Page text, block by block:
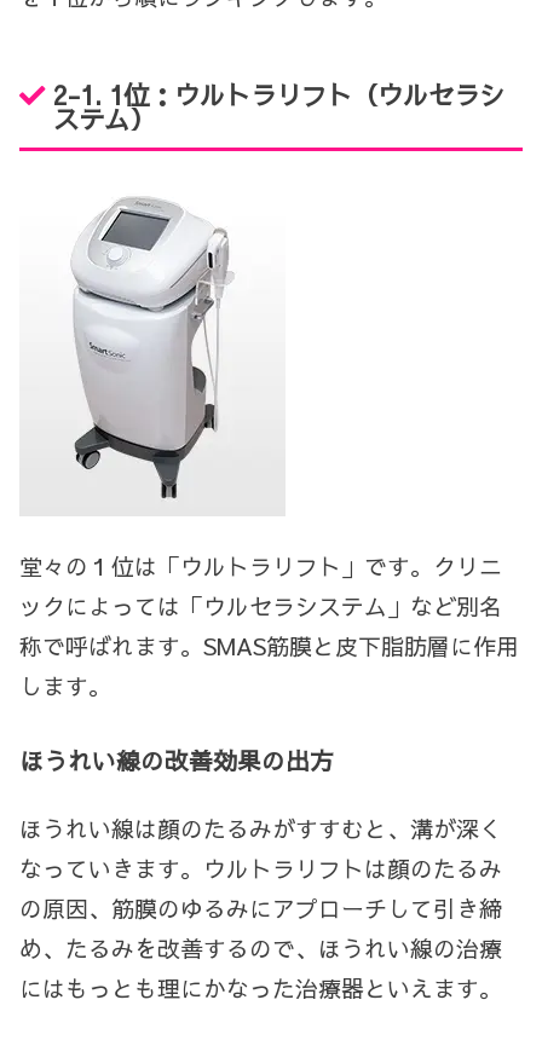
2-1. 1位：ウルトラリフト（ウルセラシ
ステム）
堂々の１位は「ウルトラリフト」です。クリニ
ックによっては「ウルセラシステム」など別名
称で呼ばれます。SMAS筋膜と皮下脂肪層に作用
します。
ほうれい線の改善効果の出方
ほうれい線は顔のたるみがすすむと、溝が深く
なっていきます。ウルトラリフトは顔のたるみ
の原因、筋膜のゆるみにアプローチして引き締
め、たるみを改善するので、ほうれい線の治療
にはもっとも理にかなった治療器といえます。